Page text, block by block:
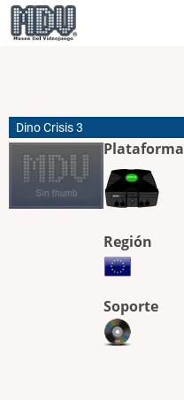
Pasar
al
Dino Crisis 3
Plataforma
Región
Soporte